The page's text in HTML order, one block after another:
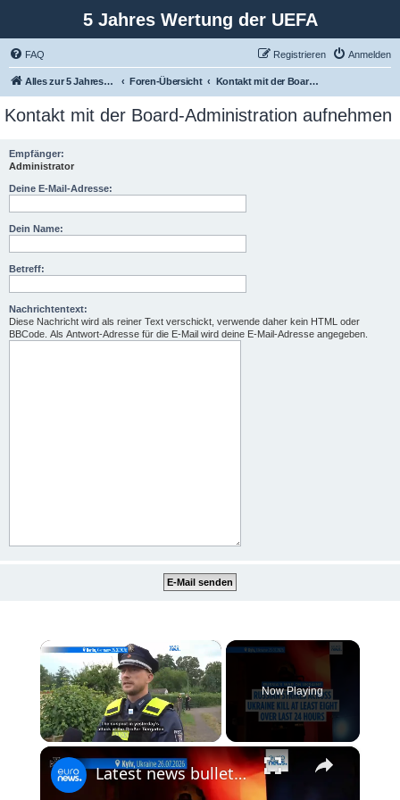
5 Jahres Wertung der UEFA
FAQ Anmelden
Registrieren
Alles zur 5 Jahreswertung / Tabelle der UEFA mit vielen Statistiken. Foren-Übersicht Kontakt mit der Board-Administration aufnehmen
Kontakt mit der Board-Administration aufnehmen
Empfänger:
Administrator
Deine E-Mail-Adresse:
Dein Name:
Betreff:
Nachrichtentext:
Diese Nachricht wird als reiner Text verschickt, verwende daher kein HTML oder
BBCode. Als Antwort-Adresse für die E-Mail wird deine E-Mail-Adresse angegeben.
×
Now Playing
×
Latest news bulletin | July 27th, 2026 – Morning